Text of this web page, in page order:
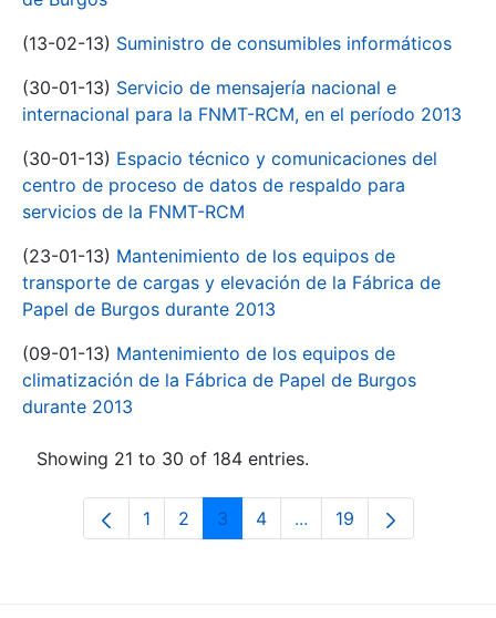
(13-02-13) Suministro de consumibles informáticos
(30-01-13) Servicio de mensajería nacional e
internacional para la FNMT-RCM, en el período 2013
(30-01-13) Espacio técnico y comunicaciones del
centro de proceso de datos de respaldo para
servicios de la FNMT-RCM
(23-01-13) Mantenimiento de los equipos de
transporte de cargas y elevación de la Fábrica de
Papel de Burgos durante 2013
(09-01-13) Mantenimiento de los equipos de
climatización de la Fábrica de Papel de Burgos
durante 2013
Showing 21 to 30 of 184 entries.
Page
1 Page
2 Page
3 Page
4 ...Intermediate Pages
Page
19